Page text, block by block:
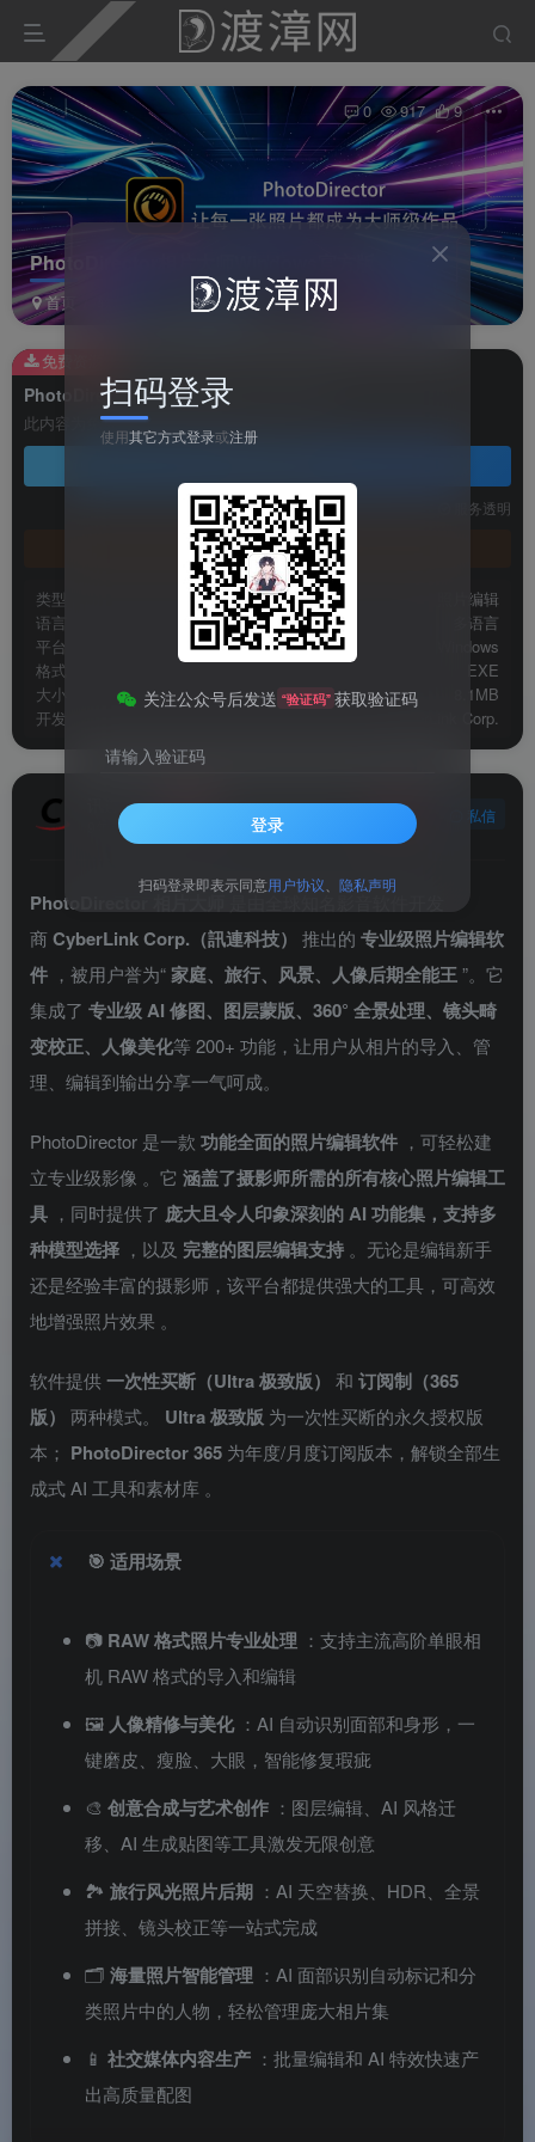
PhotoDirector相片大师Windows官方版
首页 图像软件 正文
0 917 9
PhotoDirector相片大师Windows官方版
此内容为免费资源，请登录后查看
技术支持 服务透明
官方地址
类型
照片编辑
语言
多语言
平台
Windows
格式
EXE
大小
8.1MB
开发
CyberLink Corp.
免费资源
讯连科技
9年前发布
关注 私信
PhotoDirector 相片大师
商CyberLink Corp.（訊連科技） 推出的 专业级照片编辑软
件 ，被用户誉为“家庭、旅行、风景、人像后期全能王”。它
集成了 专业级 AI 修图、图层蒙版、360° 全景处理、镜头畸
变校正、人像美化等 200+ 功能，让用户从相片的导入、管
理、编辑到输出分享一气呵成。
PhotoDirector 是一款 功能全面的照片编辑软件 ，可轻松建
立专业级影像 。它 涵盖了摄影师所需的所有核心照片编辑工
具 ，同时提供了 庞大且令人印象深刻的 AI 功能集，支持多
种模型选择 ，以及 完整的图层编辑支持 。无论是编辑新手
还是经验丰富的摄影师，该平台都提供强大的工具，可高效
地增强照片效果 。
软件提供一次性买断（Ultra 极致版） 和 订阅制（365
版）
两种模式。 Ultra 极致版 为一次性买断的永久授权版
本； PhotoDirector 365 为年度/月度订阅版本，解锁全部生
成式 AI 工具和素材库 。
🎯 适用场景
📷 RAW 格式照片专业处理 ：支持主流高阶单眼相
机 RAW 格式的导入和编辑
🖼️ 人像精修与美化 ：AI 自动识别面部和身形，一
键磨皮、瘦脸、大眼，智能修复瑕疵
🎨 创意合成与艺术创作 ：图层编辑、AI 风格迁
移、AI 生成贴图等工具激发无限创意
🏞️ 旅行风光照片后期 ：AI 天空替换、HDR、全景
拼接、镜头校正等一站式完成
🗂️ 海量照片智能管理 ：AI 面部识别自动标记和分
类照片中的人物，轻松管理庞大相片集
📱 社交媒体内容生产 ：批量编辑和 AI 特效快速产
出高质量配图
扫码登录
使用其它方式登录或注册
关注公众号后发送 “验证码” 获取验证码
请输入验证码
登录
扫码登录即表示同意用户协议 隐私声明